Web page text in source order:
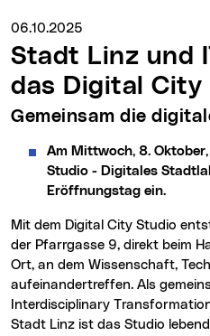
Medienservice vom:
06.10.2025
Stadt Linz und IT:U eröffnen
das Digital City
Gemeinsam die
Am Mittwoch, 8.
Studio - Digitales
Eröffnungstag ein.
Mit dem Digital City Studio entsteht im Herzen von Linz – in
der Pfarrgasse 9, direkt beim
Ort, an dem Wissenschaft,
aufeinandertreffen. Als
Interdisciplinary
Stadt Linz ist das Studio